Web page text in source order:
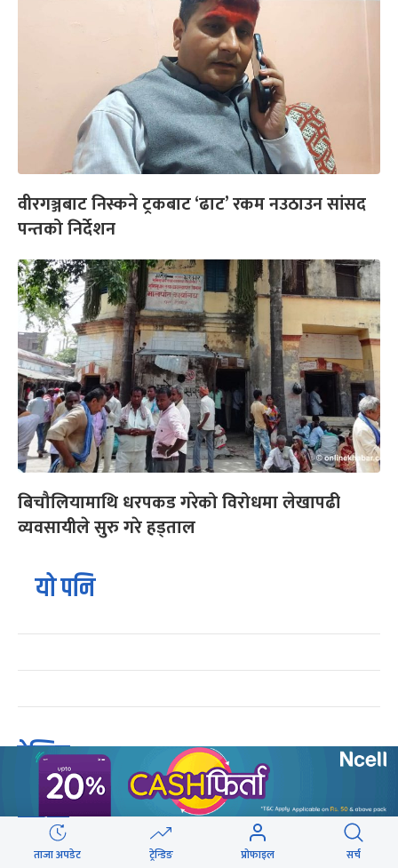
वीरगञ्जबाट निस्कने ट्रकबाट ‘ढाट’ रकम नउठाउन सांसद
पन्तको निर्देशन
बिचौलियामाथि धरपकड गरेको विरोधमा लेखापढी
व्यवसायीले सुरु गरे हड्ताल
यो पनि
ट्रेन्डिङ
१ शेरबहादुर देउवा स्वदेश फर्किने समय परिवर्तन
ताजा अपडेट ट्रेन्डिङ प्रोफाइल सर्च